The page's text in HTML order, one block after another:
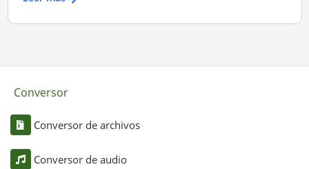
Conversor
Conversor de archivos
Conversor de audio